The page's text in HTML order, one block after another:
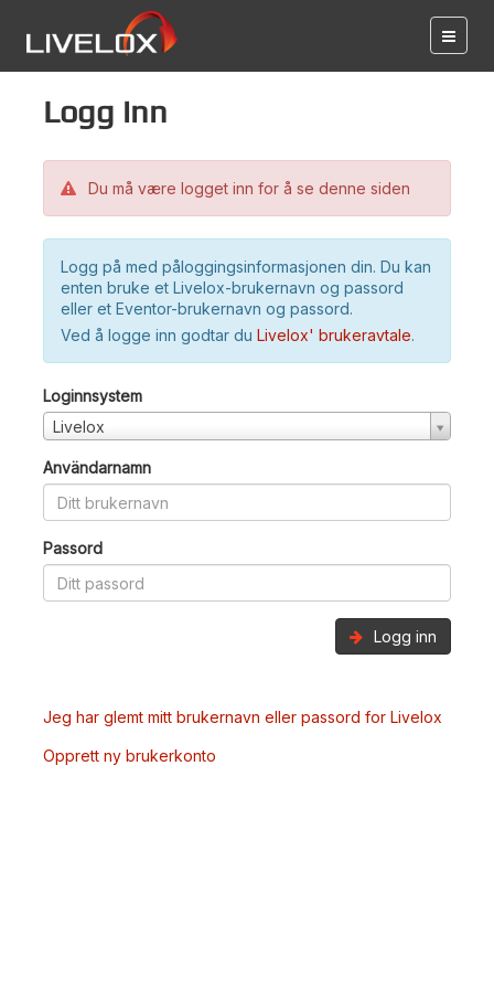
Logg inn
Du må være logget inn for å se denne siden
Logg på med påloggingsinformasjonen din. Du kan
enten bruke et Livelox-brukernavn og passord
eller et Eventor-brukernavn og passord.
Ved å logge inn godtar du Livelox' brukeravtale.
Loginnsystem
Livelox
Användarnamn
Passord
Logg inn
Jeg har glemt mitt brukernavn eller passord for Livelox
Opprett ny brukerkonto